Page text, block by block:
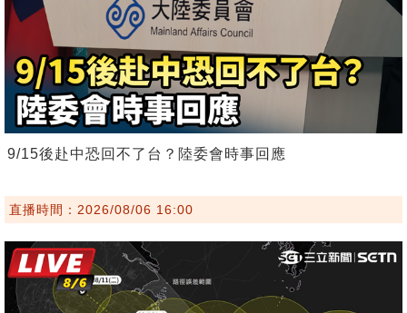
9/15後赴中恐回不了台？陸委會時事回應
直播時間：2026/08/06 16:00